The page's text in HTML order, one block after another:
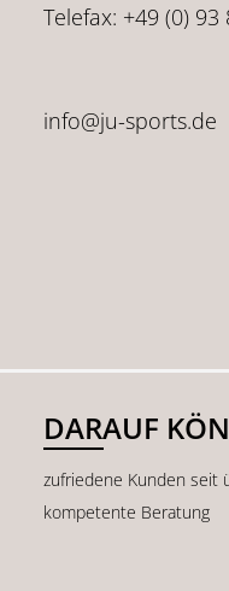
Telefax: +49 (0)
info@ju-sports.de
DARAUF
zufriedene Kunden seit
kompetente Beratung